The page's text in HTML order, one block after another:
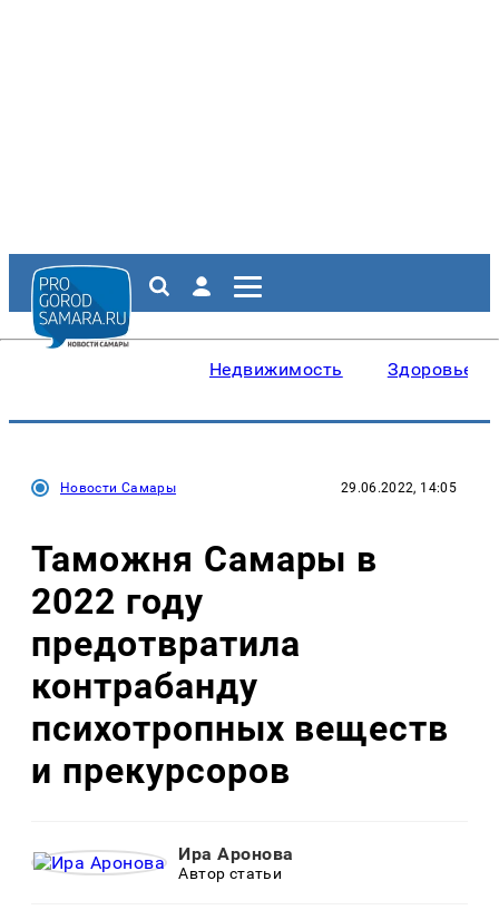
Недвижимость Здоровье
Новости Самары 29.06.2022, 14:05
Таможня Самары в
2022 году
предотвратила
контрабанду
психотропных веществ
и прекурсоров
Ира Аронова
Автор статьи